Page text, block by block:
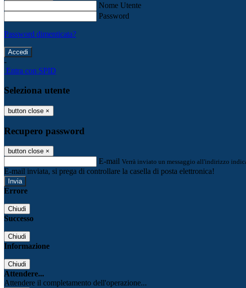
Nome Utente
Password
Password dimenticata?
-
Entra con SPID
Seleziona utente
button close ×
Recupero password
button close ×
E-mail Verrà inviato un messaggio all'indirizzo
E-mail inviata, si prega di controllare la casella di posta elettronica!
Errore
Chiudi
Successo
Chiudi
Informazione
Chiudi
Attendere...
Attendere il completamento dell'operazione...